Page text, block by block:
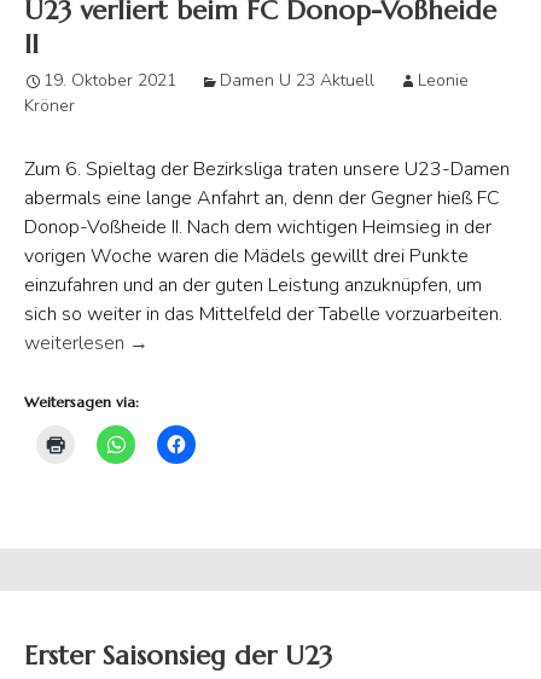
U23 verliert beim FC Donop-Voßheide
II
19. Oktober 2021 Damen U 23 Aktuell
Leonie
Kröner
Zum 6. Spieltag der Bezirksliga traten unsere U23-Damen
abermals eine lange Anfahrt an, denn der Gegner hieß FC
Donop-Voßheide II. Nach dem wichtigen Heimsieg in der
vorigen Woche waren die Mädels gewillt drei Punkte
einzufahren und an der guten Leistung anzuknüpfen, um
sich so weiter in das Mittelfeld der Tabelle vorzuarbeiten.
U23 verliert beim FC Donop-Voßheide II
weiterlesen →
Weitersagen via:
Erster Saisonsieg der U23